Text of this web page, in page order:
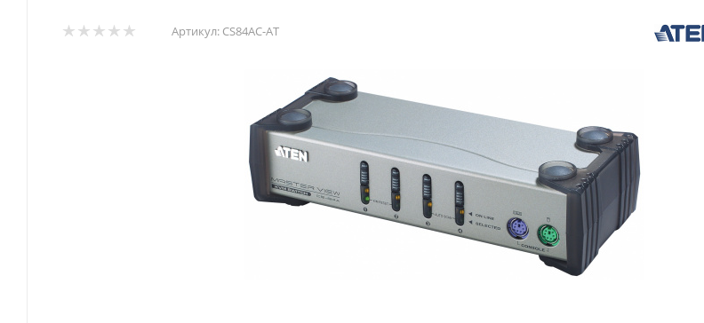
Артикул: CS84AC-AT